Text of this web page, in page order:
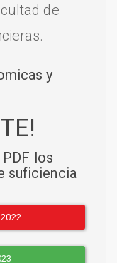
de
y
los
suficiencia